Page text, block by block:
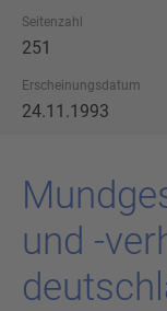
Seitenzahl
251
Erscheinungsdatum
24.11.1993
und -​